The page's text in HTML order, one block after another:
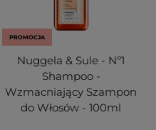
PROMOCJA
Nuggela & Sule - Nº1
Shampoo -
Wzmacniający Szampon
do Włosów - 100ml